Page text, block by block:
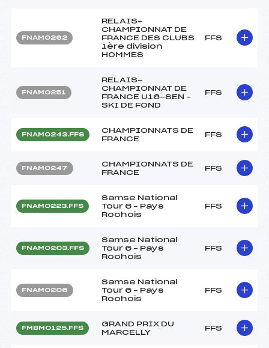
FNAM0262
RELAIS-
CHAMPIONNAT DE
FRANCE DES CLUBS
1ère division
HOMMES
FFS
FNAM0251
RELAIS-
CHAMPIONNAT DE
FRANCE U16-SEN –
SKI DE FOND
FFS
FNAM0243.FFS
CHAMPIONNATS DE
FRANCE
FFS
FNAM0247
CHAMPIONNATS DE
FRANCE
FFS
FNAM0223.FFS
Samse National
Tour 6 – Pays
Rochois
FFS
FNAM0203.FFS
Samse National
Tour 6 – Pays
Rochois
FFS
FNAM0206
Samse National
Tour 6 – Pays
Rochois
FFS
FMBM0125.FFS
GRAND PRIX DU
MARCELLY
FFS